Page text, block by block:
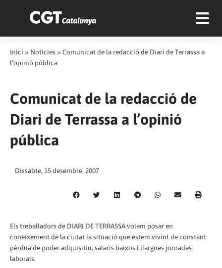
Inici > Notícies > Comunicat de la redacció de Diari de Terrassa a
l’opinió pública
Comunicat de la redacció de
Diari de Terrassa a l’opinió
pública
Dissabte, 15 desembre, 2007
Els treballadors de DIARI DE TERRASSA volem posar en
coneixement de la ciutat la situació que estem vivint de constant
pèrdua de poder adquisitiu, salaris baixos i llargues jornades
laborals.